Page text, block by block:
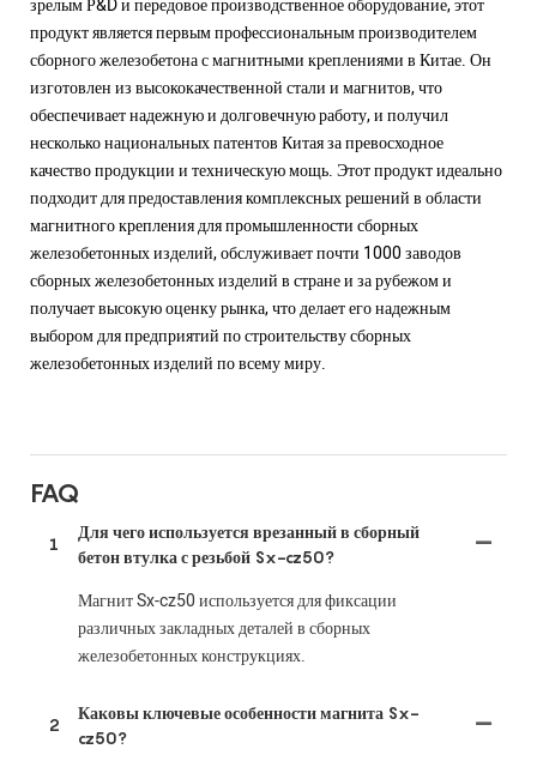
зрелым Р&D и передовое производственное оборудование, этот
продукт является первым профессиональным производителем
сборного железобетона с магнитными креплениями в Китае. Он
изготовлен из высококачественной стали и магнитов, что
обеспечивает надежную и долговечную работу, и получил
несколько национальных патентов Китая за превосходное
качество продукции и техническую мощь. Этот продукт идеально
подходит для предоставления комплексных решений в области
магнитного крепления для промышленности сборных
железобетонных изделий, обслуживает почти 1000 заводов
сборных железобетонных изделий в стране и за рубежом и
получает высокую оценку рынка, что делает его надежным
выбором для предприятий по строительству сборных
железобетонных изделий по всему миру.
FAQ
1
Для чего используется врезанный в сборный
бетон втулка с резьбой Sx-cz50?
Магнит Sx-cz50 используется для фиксации
различных закладных деталей в сборных
железобетонных конструкциях.
2
Каковы ключевые особенности магнита Sx-
cz50?